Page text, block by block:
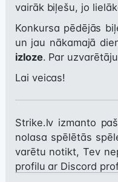
vairāk biļešu, jo
Konkursa pēdējās
un jau nākamajā
izloze. Par
Lai veicas!
Strike.lv izmanto
nolasa spēlētās
varētu notikt, Tev
profilu ar Discord